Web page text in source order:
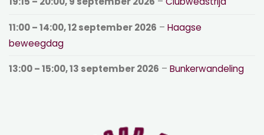
11:00– 14:00,12 september 2026 –Haagse
beweegdag
13:00– 15:00,13 september 2026 –Bunkerwandeling